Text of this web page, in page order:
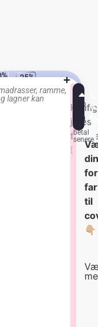
ramme,
lagner kan
jeres
👇🏼
til
👇🏼
Køb
dag
–
betal
senere